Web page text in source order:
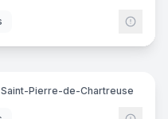
Pierre-de-Chartreuse